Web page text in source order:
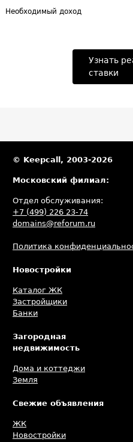
Необходимый доход
Узнать
ставки
© Keepcall, 2003-2026
Московский филиал:
Отдел обслуживания:
+7 (499) 226 23-74
domains@reforum.ru
Политика
Новостройки
Каталог ЖК
Застройщики
Банки
Загородная
недвижимость
Дома и коттеджи
Земля
Свежие объявления
ЖК
Новостройки